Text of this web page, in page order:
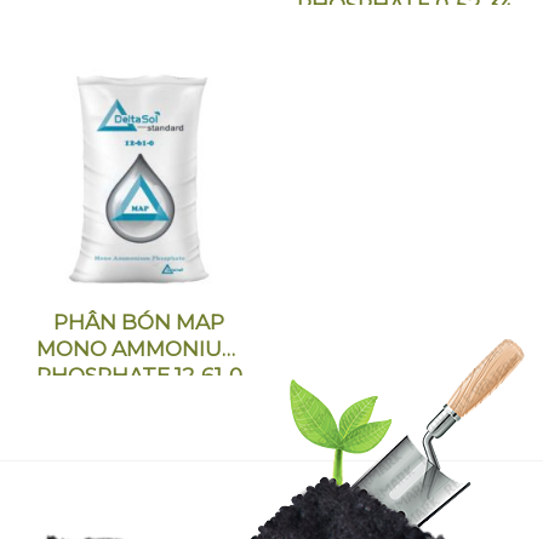
PHÂN BÓN MAP
MONO AMMONIUM
PHOSPHATE 12-61-0